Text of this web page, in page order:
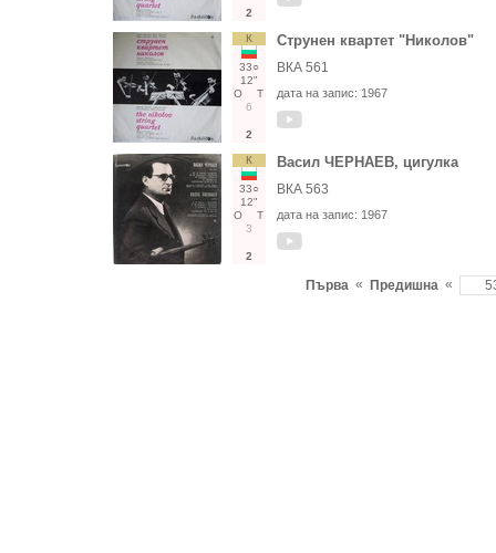
2
К
33○
12"
О
Т
6
2
Струнен квартет "Николов"
ВКА 561
дата на запис: 1967
К
33○
12"
О
Т
3
2
Васил ЧЕРНАЕВ, цигулка
ВКА 563
дата на запис: 1967
Първа « Предишна «